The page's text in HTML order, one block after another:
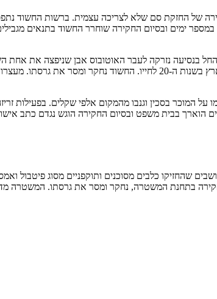
שמונה נעצר בערב החג חשוד תושב קריית שמונה בשנות ה-40 לחייו בעבירה של החזקת
ימים ובסיום החקירה שוחרר החשוד בתנאים
בפעילות זריזה של משטרת קריית שמונה נעצר חשוד במעשה, תושב אחד הכפרים
הפיצוציות בעיר על ידי 2 קטינים ובגיר. החשודים איימו על המוכר בסכין וגנבו
בבית משפט ובסיום החקירה הוגש נגדם כתב
שהחזיקו כלבים מסוכנים ותוקפניים מסוג פיטבול
הכלבים נתפסו סמים, 3 אצבעות חשיש, והוא עוכב לחקירה בתחנת המשטרה,